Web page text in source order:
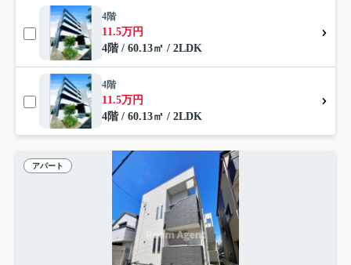
4階
11.5万円
4階 / 60.13㎡ / 2LDK
4階
11.5万円
4階 / 60.13㎡ / 2LDK
アパート